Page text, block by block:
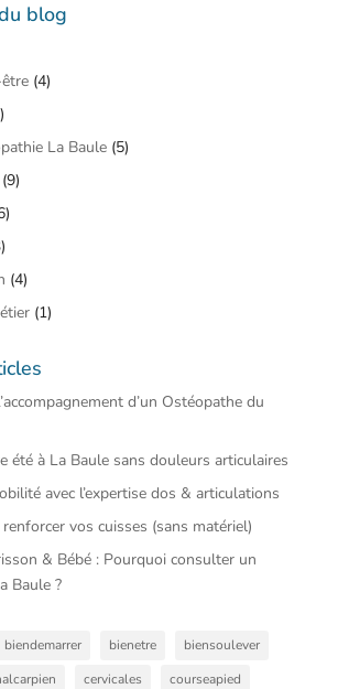
blog
(4)
La Baule(5)
(4)
(1)
d’un Ostéopathe du
été à La Baule sans douleurs articulaires
avec l’expertise dos & articulations
vos cuisses (sans matériel)
& Bébé : Pourquoi consulter un
Baule ?
biendemarrer bienetre
biensoulever
cervicales
courseapied